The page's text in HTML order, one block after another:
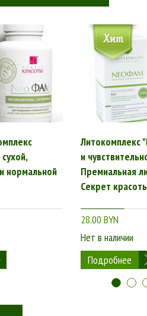
нормальной
Литокомплекс
и
Премиальная
Секрет
28.00 BYN
Нет в наличии
Подробнее